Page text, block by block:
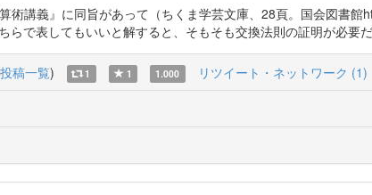
講義』に同旨があって（ちくま学芸文庫、28頁。国会図書
らで表してもいいと解すると、そもそも交換法則の証明が必
投稿一覧) 1 1 1.000 リツイート・ネットワーク (1)